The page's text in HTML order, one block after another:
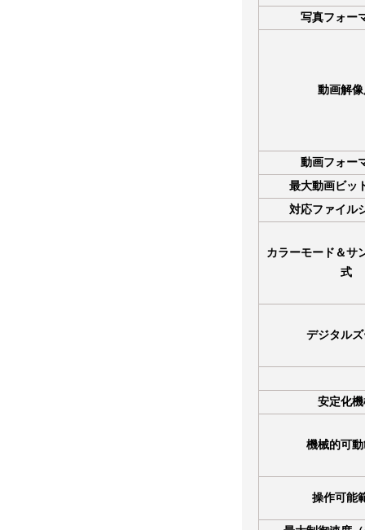
写真フォー
動画解
動画フォー
最大動画ビッ
対応ファイル
カラーモード＆サ
式
デジタル
安定化
機械的可
操作可能